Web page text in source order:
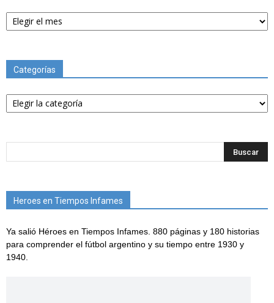
Archivos
Categorías
Categorías
Heroes en Tiempos Infames
Ya salió Héroes en Tiempos Infames. 880 páginas y 180 historias
para comprender el fútbol argentino y su tiempo entre 1930 y
1940.